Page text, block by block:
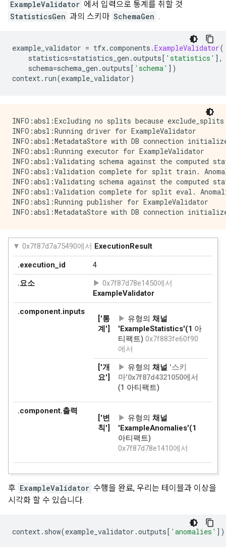
      }
    }
features {
  feature {
    key: "company"
    }
  }
  feature {
    key: "dropoff_census_tract"
    value {
      int64_list {
      }
    }
  }
  feature {
      int64_list {
    }
  }
  feature {
    key: "dropoff_latitude"
    value {
      float_list {
    key: "dropoff_longitude"
    }
  }
        value: 16.450000762939453
      }
    }
  }
  feature {
    value {
      bytes_list {
ExampleValidator 에서 입력으로 통계를 취할 것
StatisticsGen 과의 스키마 SchemaGen .
example_validator = tfx.components .ExampleValidator(
statistics=statistics_gen .outputs[ 'statistics' ],
schema=schema_gen .outputs[ 'schema' ])
context. run(example_validator)
INFO:absl:Excluding no splits because
INFO:absl:Running driver for ExampleValidator
INFO:absl:MetadataStore with DB connection
INFO:absl:Running executor for ExampleValidator
INFO:absl:Validating schema against the
INFO:absl:Validation complete for split train.
INFO:absl:Validating schema against the
INFO:absl:Validation complete for split eval.
INFO:absl:Running publisher for ExampleValidator
후 ExampleValidator 수행을 완료, 우리는 테이블과 이상을
시각화 할 수 있습니다.
context. show(example_validator .outputs[ 'anomalies' ])